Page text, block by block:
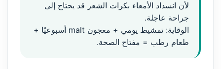
لأن انسداد الأمعاء بكرات الشعر قد يحتاج إلى
جراحة عاجلة.
الوقاية: تمشيط يومي + معجون malt أسبوعيًا +
طعام رطب = مفتاح الصحة.